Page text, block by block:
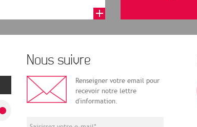
Nous suivre
Renseigner votre email pour
recevoir notre lettre
d'information.